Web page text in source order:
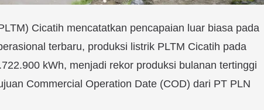
Cicatih mencatatkan pencapaian luar biasa pada
terbaru, produksi listrik PLTM Cicatih pada
kWh, menjadi rekor produksi bulanan tertinggi
Commercial Operation Date (COD) dari PT PLN